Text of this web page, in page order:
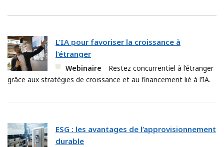
L’IA pour favoriser la croissance à
l’étranger
Webinaire
Restez concurrentiel à l’étranger
grâce aux stratégies de croissance et au financement lié à l’IA.
ESG : les avantages de l’approvisionnement
durable